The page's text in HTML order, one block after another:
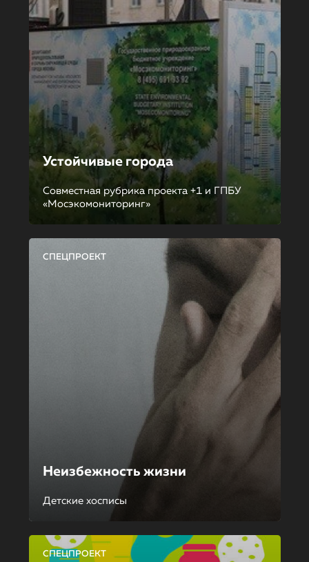
Устойчивые города
Совместная рубрика проекта +1 и ГПБУ
«Мосэкомониторинг»
СПЕЦПРОЕКТ
Неизбежность жизни
Детские хосписы
СПЕЦПРОЕКТ